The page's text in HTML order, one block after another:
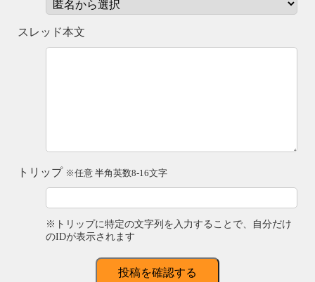
スレッド本文
トリップ ※任意 半角英数8-16文字
※トリップに特定の文字列を入力することで、自分だけ
のIDが表示されます
投稿を確認する